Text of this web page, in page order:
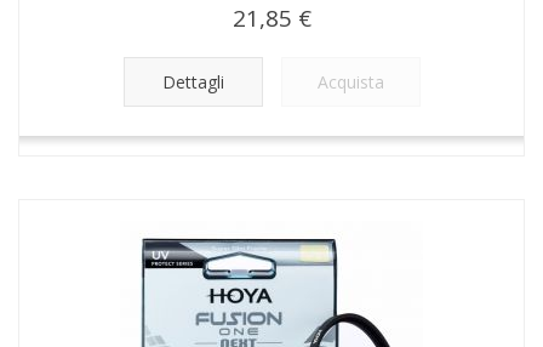
21,85 €
Dettagli Acquista